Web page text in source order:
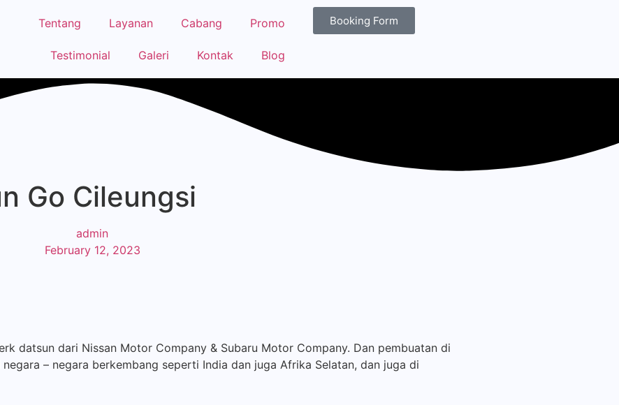
Tentang Layanan Cabang Promo
Testimonial Galeri Kontak Blog
Booking Form
Go Cileungsi
admin
February 12, 2023
datsun dari Nissan Motor Company & Subaru Motor Company. Dan pembuatan di
– negara berkembang seperti India dan juga Afrika Selatan, dan juga di